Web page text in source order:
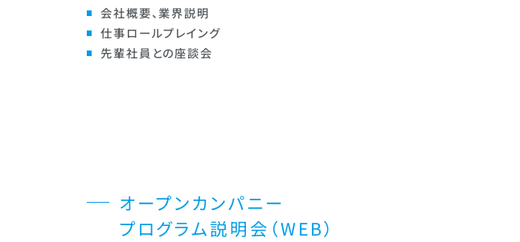
会社概要、業界説明
仕事ロールプレイング
先輩社員との座談会
オープンカンパニー
プログラム説明会（WEB）